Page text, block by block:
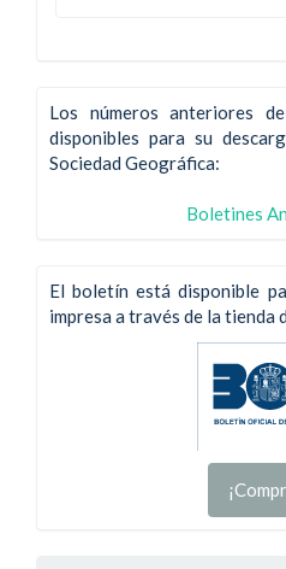
Los números anteriores
disponibles para su
Sociedad Geográfica:
Boletines
El boletín está disponible
impresa a través de la tienda